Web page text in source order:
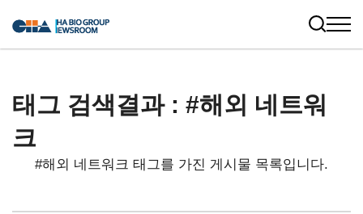
태그 검색결과 : #해외 네트워
크
#해외 네트워크 태그를 가진 게시물 목록입니다.